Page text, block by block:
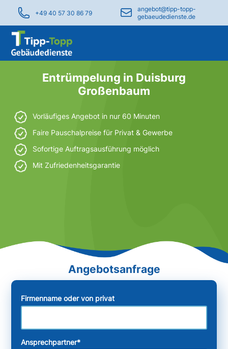
+49 40 57 30 86 79
angebot@tipp-topp-
gebaeudedienste.de
Entrümpelung in Duisburg
Großenbaum
Vorläufiges Angebot in nur 60 Minuten
Faire Pauschalpreise für Privat & Gewerbe
Sofortige Auftragsausführung möglich
Mit Zufriedenheitsgarantie
Firmenname oder von privat
Ansprechpartner*